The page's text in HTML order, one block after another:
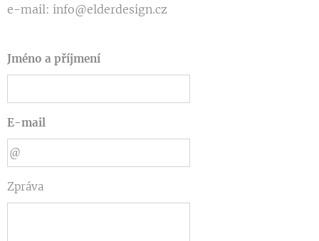
e-mail: info@elderdesign.cz
Jméno a příjmení
E-mail
Zpráva